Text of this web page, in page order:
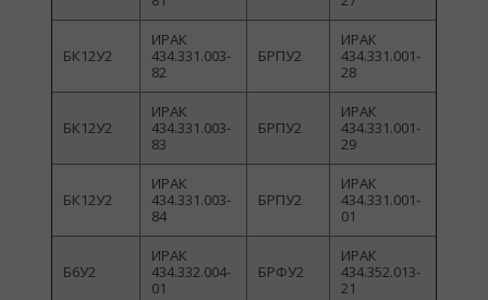
БК12У2
ИРАК
434.331.003-
82
БРПУ2
ИРАК
434.331.001-
28
БК12У2
ИРАК
434.331.003-
83
БРПУ2
ИРАК
434.331.001-
29
БК12У2
ИРАК
434.331.003-
84
БРПУ2
ИРАК
434.331.001-
01
Б6У2
ИРАК
434.332.004-
01
БРФУ2
ИРАК
434.352.013-
21